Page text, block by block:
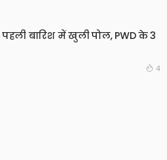
बारिश में खुली पोल, PWD के 3
4